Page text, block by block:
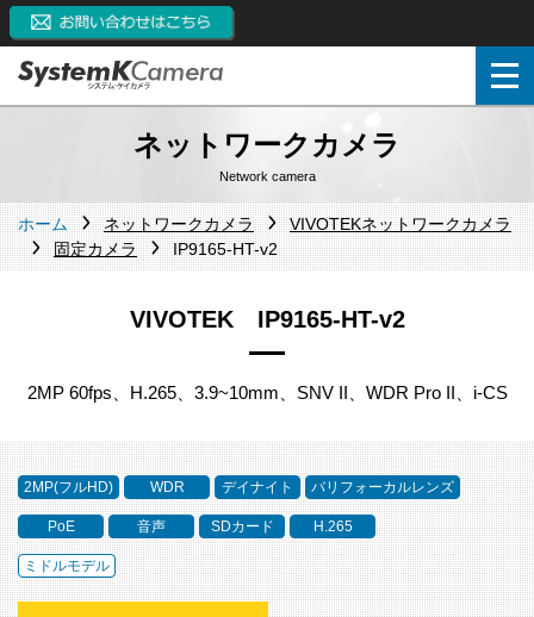
ネットワークカメラ
Network camera
ホーム ネットワークカメラ
VIVOTEKネットワークカメラ
固定カメラ
IP9165-HT-v2
VIVOTEK IP9165-HT-v2
2MP 60fps、H.265、3.9~10mm、SNV II、WDR Pro II、i-CS
2MP(フルHD) WDR デイナイト バリフォーカルレンズ
PoE 音声 SDカード H.265
ミドルモデル